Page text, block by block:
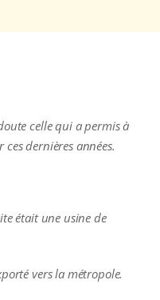
celle qui a permis à
dernières années.
était une usine de
vers la métropole.